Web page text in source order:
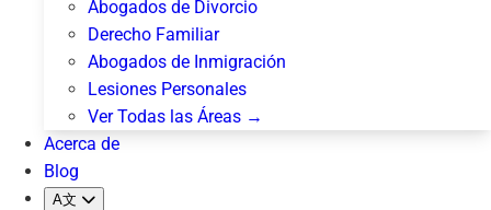
Abogados de Divorcio
Derecho Familiar
Abogados de Inmigración
Lesiones Personales
Ver Todas las Áreas →
Acerca de
Blog
A文